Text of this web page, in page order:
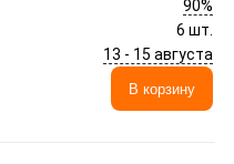
90%
6 шт.
13 - 15 августа
В корзину